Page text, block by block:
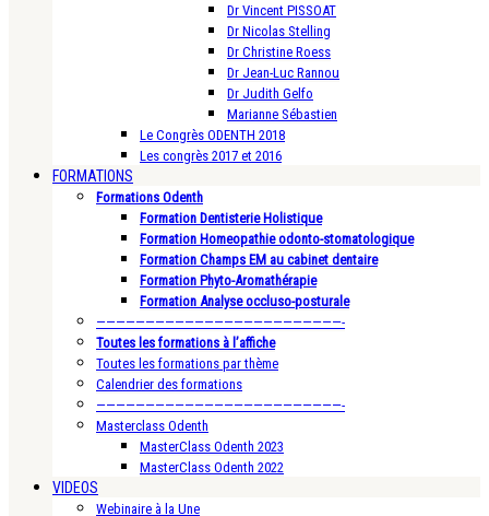
Dr Vincent PISSOAT
Dr Nicolas Stelling
Dr Christine Roess
Dr Jean-Luc Rannou
Dr Judith Gelfo
Marianne Sébastien
Le Congrès ODENTH 2018
Les congrès 2017 et 2016
FORMATIONS
Formations Odenth
Formation Dentisterie Holistique
Formation Homeopathie odonto-stomatologique
Formation Champs EM au cabinet dentaire
Formation Phyto-Aromathérapie
Formation Analyse occluso-posturale
—————————————————————————-
Toutes les formations à l’affiche
Toutes les formations par thème
Calendrier des formations
—————————————————————————-
Masterclass Odenth
MasterClass Odenth 2023
MasterClass Odenth 2022
VIDEOS
Webinaire à la Une